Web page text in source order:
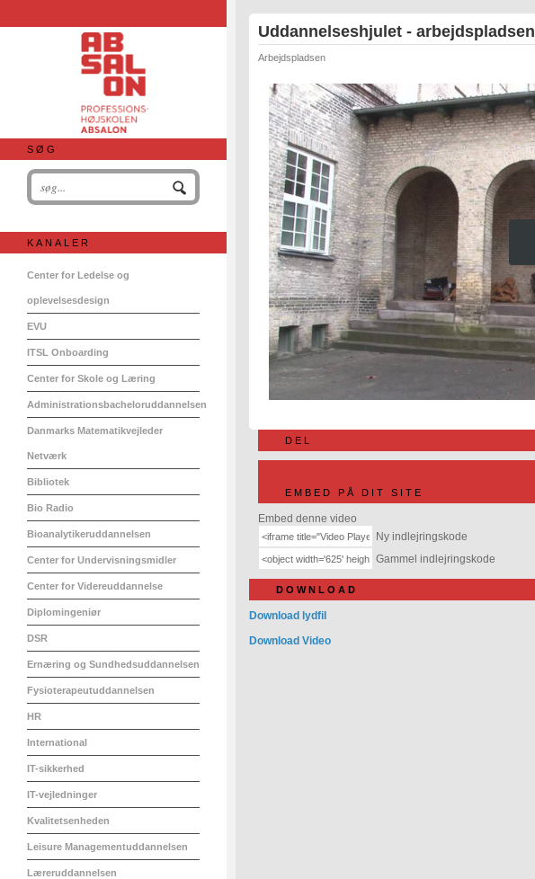
SØG
KANALER
Center for Ledelse og
oplevelsesdesign
EVU
ITSL Onboarding
Center for Skole og Læring
Administrationsbacheloruddannelsen
Danmarks Matematikvejleder
Netværk
Bibliotek
Bio Radio
Bioanalytikeruddannelsen
Center for Undervisningsmidler
Center for Videreuddannelse
Diplomingeniør
DSR
Ernæring og Sundhedsuddannelsen
Fysioterapeutuddannelsen
HR
International
IT-sikkerhed
IT-vejledninger
Kvalitetsenheden
Leisure Managementuddannelsen
Læreruddannelsen
Uddannelseshjulet - arbejdspladsen
Arbejdspladsen
DEL
EMBED PÅ DIT SITE
Embed denne video
Ny indlejringskode
Gammel indlejringskode
DOWNLOAD
Download lydfil
Download Video